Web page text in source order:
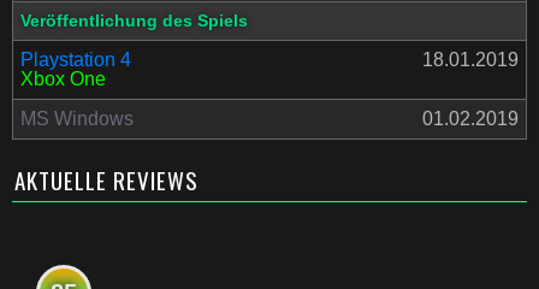
Veröffentlichung des Spiels
Playstation 4
Xbox One
18.01.2019
MS Windows 01.02.2019
AKTUELLE REVIEWS